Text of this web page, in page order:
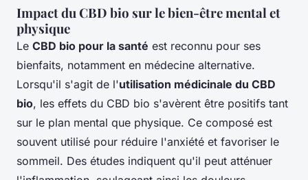
Impact du CBD bio sur le bien-être mental et
physique
Le CBD bio pour la santé est reconnu pour ses
bienfaits, notamment en médecine alternative.
Lorsqu'il s'agit de l'utilisation médicinale du CBD
bio, les effets du CBD bio s'avèrent être positifs tant
sur le plan mental que physique. Ce composé est
souvent utilisé pour réduire l'anxiété et favoriser le
sommeil. Des études indiquent qu'il peut atténuer